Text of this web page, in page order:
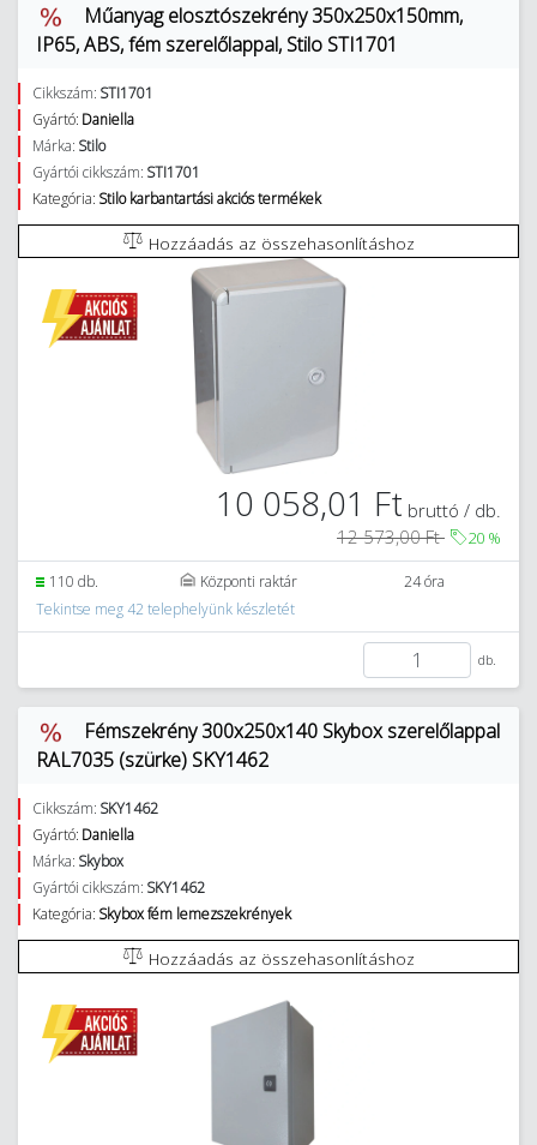
Műanyag elosztószekrény 350x250x150mm,
IP65, ABS, fém szerelőlappal, Stilo STI1701
Cikkszám: STI1701
Gyártó: Daniella
Márka: Stilo
Gyártói cikkszám: STI1701
Kategória: Stilo karbantartási akciós termékek
Hozzáadás az összehasonlításhoz
10 058,01 Ft bruttó / db.
12 573,00 Ft
20 %
110 db. Központi raktár
24 óra
Tekintse meg 42 telephelyünk készletét
db.
Fémszekrény 300x250x140 Skybox szerelőlappal
RAL7035 (szürke) SKY1462
Cikkszám: SKY1462
Gyártó: Daniella
Márka: Skybox
Gyártói cikkszám: SKY1462
Kategória: Skybox fém lemezszekrények
Hozzáadás az összehasonlításhoz